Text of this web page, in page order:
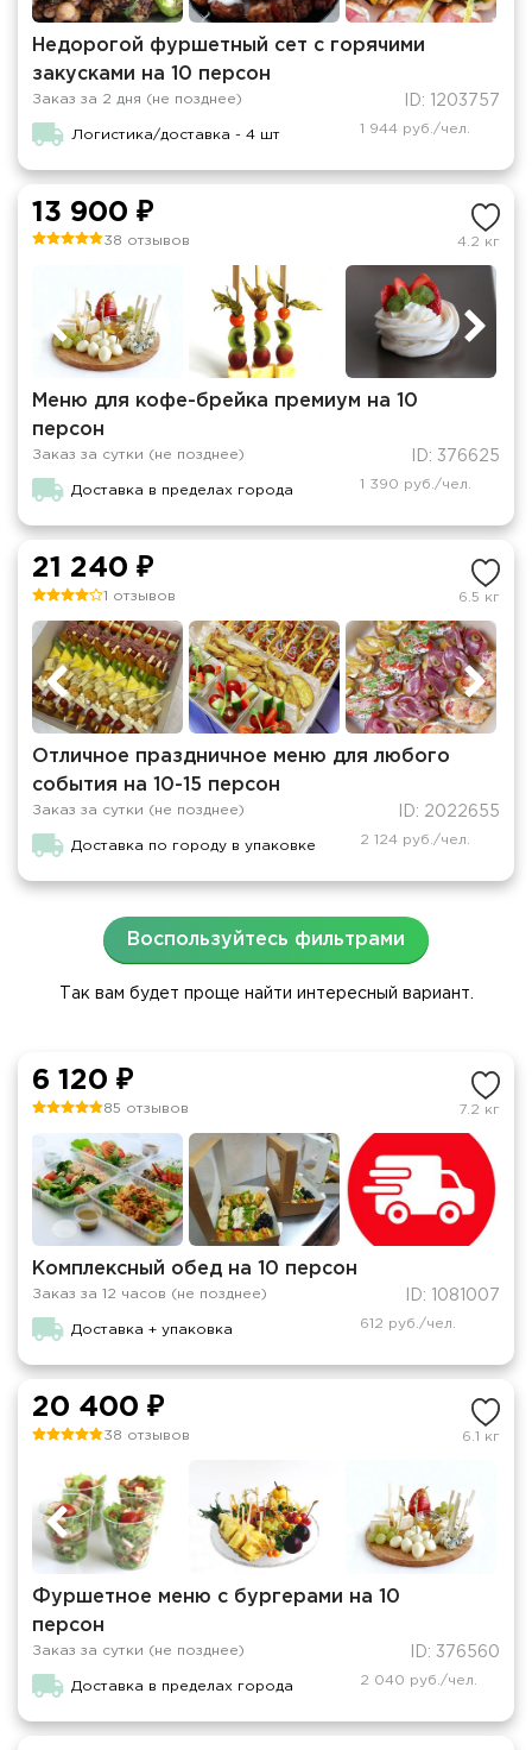
Недорогой фуршетный сет с горячими
закусками на 10 персон
Заказ за 2 дня (не позднее) ID: 1203757
Логистика/доставка - 4 шт 1 944 руб./чел.
13 900 ₽
38 отзывов 4.2 кг
Меню для кофе-брейка премиум на 10
персон
Заказ за сутки (не позднее) ID: 376625
Доставка в пределах города 1 390 руб./чел.
21 240 ₽
1 отзывов 6.5 кг
Отличное праздничное меню для любого
события на 10-15 персон
Заказ за сутки (не позднее) ID: 2022655
Доставка по городу в упаковке 2 124 руб./чел.
Воспользуйтесь фильтрами
Так вам будет проще найти интересный вариант.
6 120 ₽
85 отзывов 7.2 кг
Комплексный обед на 10 персон
Заказ за 12 часов (не позднее) ID: 1081007
Доставка + упаковка 612 руб./чел.
20 400 ₽
38 отзывов 6.1 кг
Фуршетное меню с бургерами на 10
персон
Заказ за сутки (не позднее) ID: 376560
Доставка в пределах города 2 040 руб./чел.